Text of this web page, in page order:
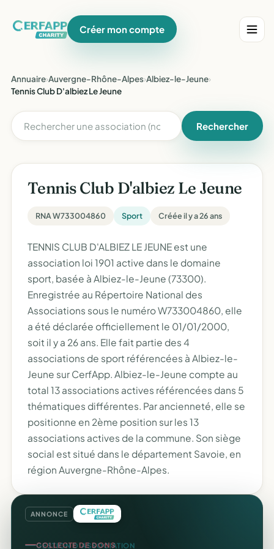
Créer mon compte
Annuaire›Auvergne-Rhône-Alpes›Albiez-le-Jeune›
Tennis Club D'albiez Le Jeune
Rechercher
Tennis Club D'albiez Le Jeune
RNA W733004860 Sport Créée il y a 26 ans
TENNIS CLUB D'ALBIEZ LE JEUNE est une
association loi 1901 active dans le domaine
sport, basée à Albiez-le-Jeune (73300).
Enregistrée au Répertoire National des
Associations sous le numéro W733004860, elle
a été déclarée officiellement le 01/01/2000,
soit il y a 26 ans. Elle fait partie des 4
associations de sport référencées à Albiez-le-
Jeune sur CerfApp. Albiez-le-Jeune compte au
total 13 associations actives référencées dans 5
thématiques différentes. Par ancienneté, elle se
positionne en 2ème position sur les 13
associations actives de la commune. Son siège
social est situé dans le département Savoie, en
région Auvergne-Rhône-Alpes.
ANNONCE
GESTION D'ASSOCIATION
COLLECTE DE DONS